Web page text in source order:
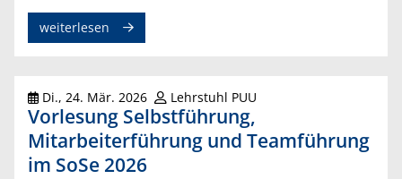
weiterlesen
Di., 24. Mär. 2026 Lehrstuhl PUU
Vorlesung Selbstführung,
Mitarbeiterführung und Teamführung
im SoSe 2026